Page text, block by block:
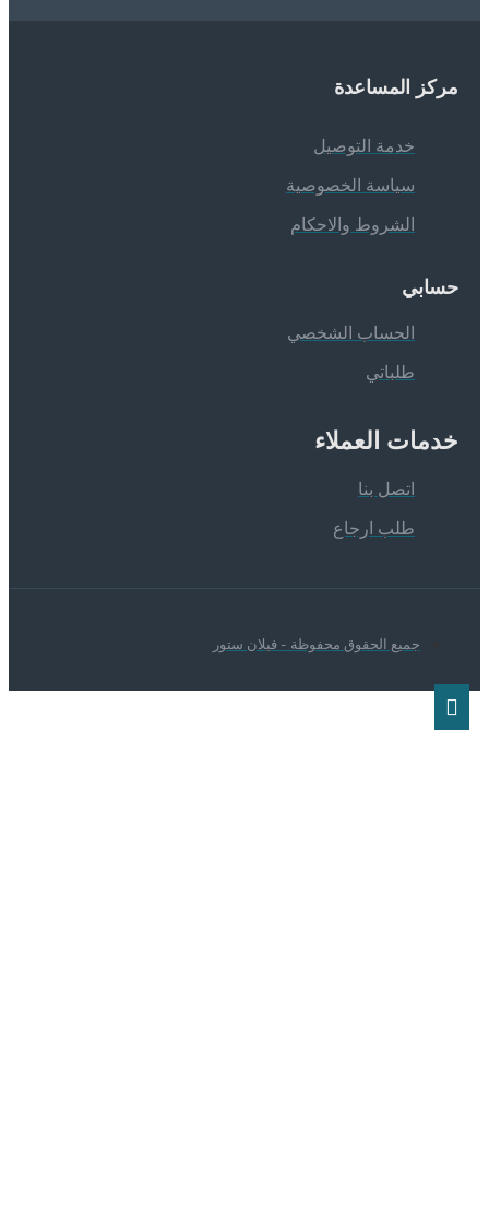
المساعدة
خدمة التوصيل
سياسة الخصوصية
الشروط والاحكام
الحساب الشخصي
طلباتي
العملاء
اتصل بنا
طلب ارجاع
جميع الحقوق محفوظة - فيلان ستور